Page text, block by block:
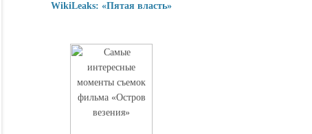
WikiLeaks: «Пятая власть»